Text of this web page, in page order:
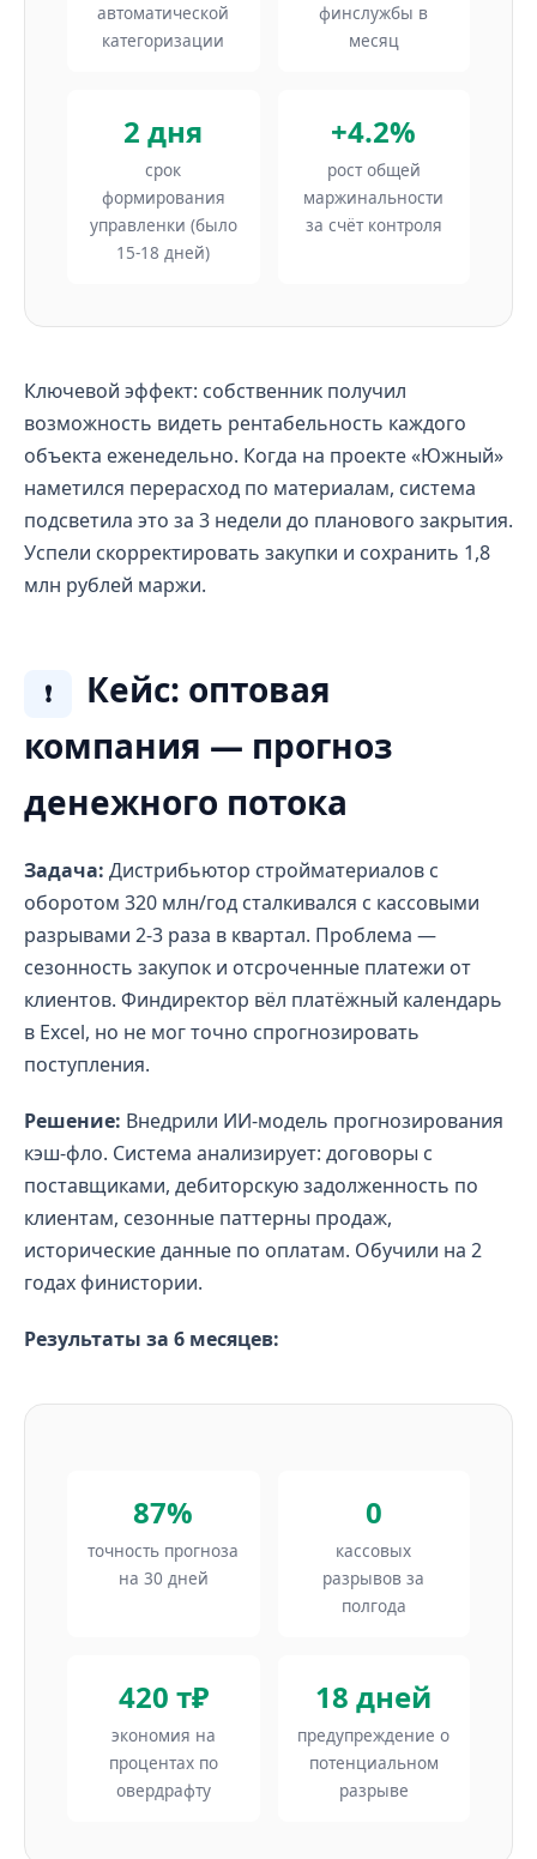
автоматической
категоризации
финслужбы в
месяц
2 дня
срок
формирования
управленки (было
15-18 дней)
+4.2%
рост общей
маржинальности
за счёт контроля
Ключевой эффект: собственник получил
возможность видеть рентабельность каждого
объекта еженедельно. Когда на проекте «Южный»
наметился перерасход по материалам, система
подсветила это за 3 недели до планового закрытия.
Успели скорректировать закупки и сохранить 1,8
млн рублей маржи.
❗
Кейс: оптовая
компания — прогноз
денежного потока
Задача: Дистрибьютор стройматериалов с
оборотом 320 млн/год сталкивался с кассовыми
разрывами 2-3 раза в квартал. Проблема —
сезонность закупок и отсроченные платежи от
клиентов. Финдиректор вёл платёжный календарь
в Excel, но не мог точно спрогнозировать
поступления.
Решение: Внедрили ИИ-модель прогнозирования
кэш-фло. Система анализирует: договоры с
поставщиками, дебиторскую задолженность по
клиентам, сезонные паттерны продаж,
исторические данные по оплатам. Обучили на 2
годах финистории.
Результаты за 6 месяцев:
87%
точность прогноза
на 30 дней
0
кассовых
разрывов за
полгода
420 т₽
экономия на
процентах по
овердрафту
18 дней
предупреждение о
потенциальном
разрыве